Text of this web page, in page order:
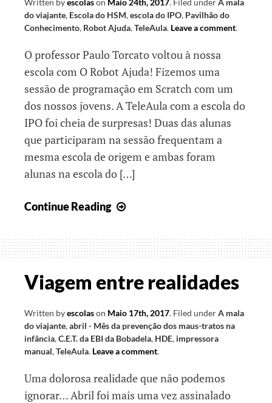
do viajante, Escola do HSM,escola do IPO, Pavilhão do
Conhecimento, Robot Ajuda,TeleAula. Leave a comment.
O professor Paulo Torcato voltou à nossa
escola com O Robot Ajuda! Fizemos uma
sessão de programação em Scratch com um
dos nossos jovens. A TeleAula com a escola do
IPO foi cheia de surpresas! Duas das alunas
que participaram na sessão frequentam a
mesma escola de origem e ambas foram
alunas na escola do […]
Continue Reading
viagem
Viagem entre realidades
Written byescolason Maio 17th, 2017. Filed underA mala
do viajante,abril - Mês da prevenção dos maus-tratos na
infância,C.E.T. da EBI da Bobadela, HDE, impressora
manual,TeleAula. Leave a comment.
Uma dolorosa realidade que não podemos
ignorar… Abril foi mais uma vez assinalado